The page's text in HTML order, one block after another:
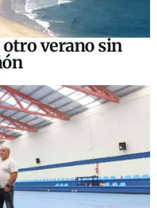
otro verano sin